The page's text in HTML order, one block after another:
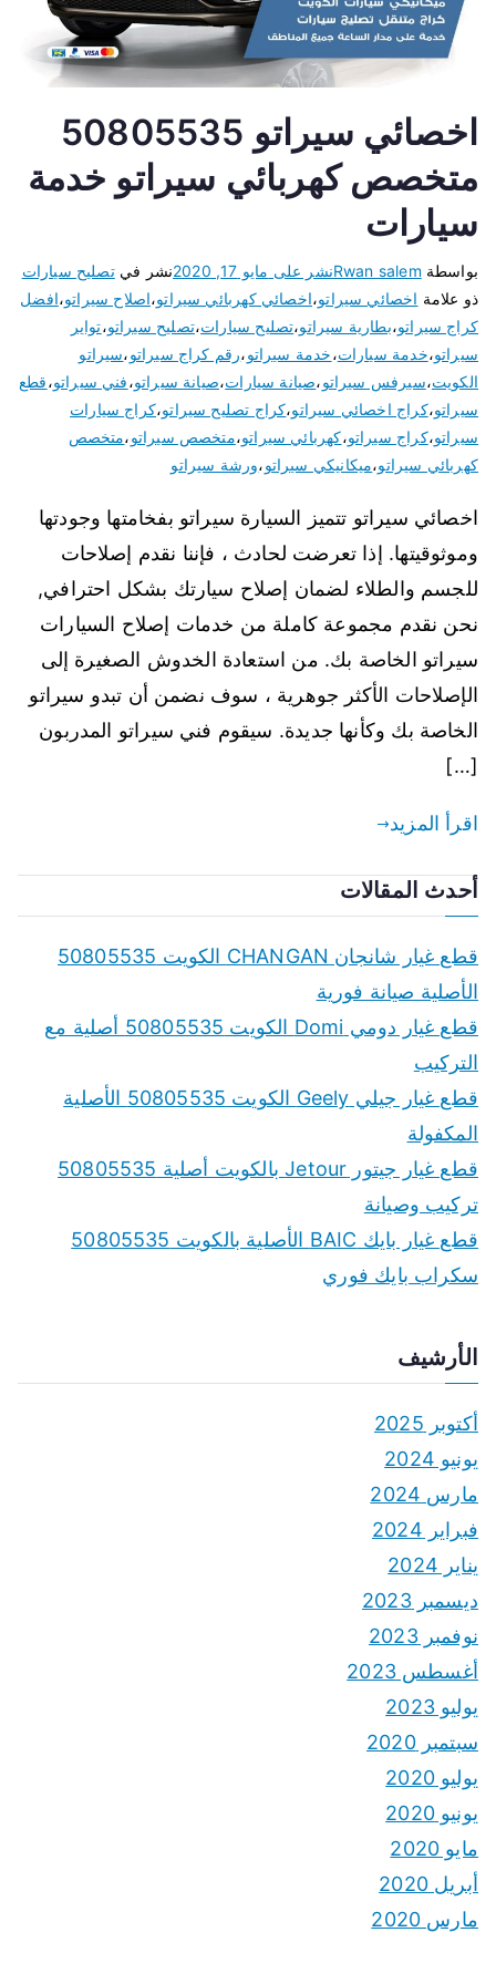
اخصائي سيراتو 50805535
متخصص كهربائي سيراتو خدمة
سيارات
بواسطة Rwan salemنشر على مايو 17, 2020 نشر فيتصليح سيارات
ذو علامة اخصائي سيراتو،اخصائي كهربائي سيراتو،اصلاح سيراتو،افضل
كراج سيراتو،بطارية سيراتو،تصليح سيارات،تصليح سيراتو،تواير
سيراتو،خدمة سيارات،خدمة سيراتو،رقم كراج سيراتو،سيراتو
الكويت،سيرفس سيراتو،صيانة سيارات،صيانة سيراتو،فني سيراتو،قطع
سيراتو،كراج اخصائي سيراتو،كراج تصليح سيراتو،كراج سيارات
سيراتو،كراج سيراتو،كهربائي سيراتو،متخصص سيراتو،متخصص
كهربائي سيراتو،ميكانيكي سيراتو،ورشة سيراتو
اخصائي سيراتو تتميز السيارة سيراتو بفخامتها وجودتها
وموثوقيتها. إذا تعرضت لحادث ، فإننا نقدم إصلاحات
للجسم والطلاء لضمان إصلاح سيارتك بشكل احترافي,
نحن نقدم مجموعة كاملة من خدمات إصلاح السيارات
سيراتو الخاصة بك. من استعادة الخدوش الصغيرة إلى
الإصلاحات الأكثر جوهرية ، سوف نضمن أن تبدو سيراتو
الخاصة بك وكأنها جديدة. سيقوم فني سيراتو المدربون
[…]
اقرأ المزيد
أحدث المقالات
قطع غيار شانجان CHANGAN الكويت 50805535
الأصلية صيانة فورية
قطع غيار دومي Domi الكويت 50805535 أصلية مع
التركيب
قطع غيار جيلي Geely الكويت 50805535 الأصلية
المكفولة
قطع غيار جيتور Jetour بالكويت أصلية 50805535
تركيب وصيانة
قطع غيار بايك BAIC الأصلية بالكويت 50805535
سكراب بايك فوري
الأرشيف
أكتوبر 2025
يونيو 2024
مارس 2024
فبراير 2024
يناير 2024
ديسمبر 2023
نوفمبر 2023
أغسطس 2023
يوليو 2023
سبتمبر 2020
يوليو 2020
يونيو 2020
مايو 2020
أبريل 2020
مارس 2020